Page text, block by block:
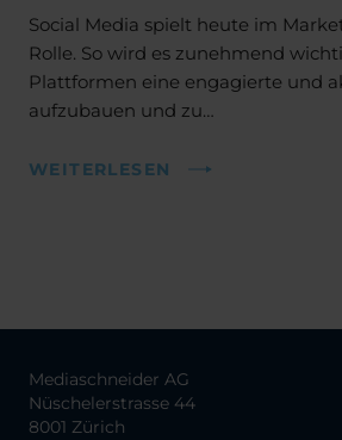
Social Media spielt heute im
Rolle. So wird es zunehmend
Plattformen eine engagierte und
aufzubauen und zu…
WEITERLESEN
Mediaschneider AG
Nüschelerstrasse 44
8001 Zürich